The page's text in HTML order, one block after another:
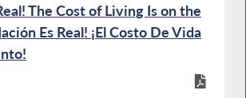
The Cost of Living Is on the
Es Real! ¡El Costo De Vida